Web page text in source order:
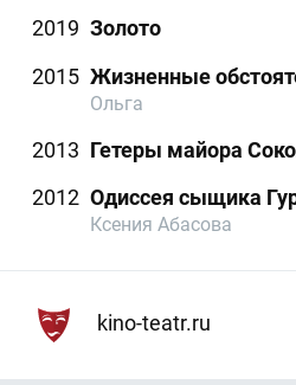
2019 Золото
2015 Жизненные
Ольга
2013 Гетеры майора
2012 Одиссея сыщика
Ксения Абасова
kino-teatr.ru